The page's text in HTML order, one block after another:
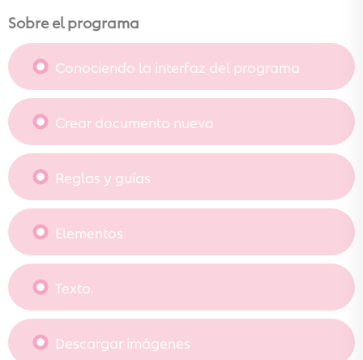
Sobre el programa
Conociendo la interfaz del programa
Crear documento nuevo
Reglas y guías
Elementos
Texto.
Descargar imágenes